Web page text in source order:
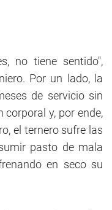
no tiene sentido",
Por un lado, la
de servicio sin
corporal y, por ende,
el ternero sufre las
pasto de mala
en seco su